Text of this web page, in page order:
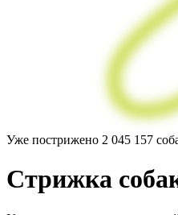
Уже пострижено 2 045 157
Стрижка